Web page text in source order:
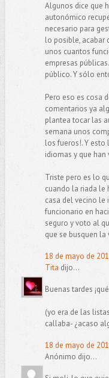
Algunos dice que
autonómico
necesario para
lo posible, acabar
unos cuantos
empresas
público. Y sólo
Pero eso es cosa
comentarios ya
plantea tocar las
semana unos
los fueros!. Y esto
idiomas y que
Triste pero es lo
cuando la riada le
casa del vecino le
funcionario en
seguro y voto al
que se busquen la
18 de mayo de
Tita dijo...
Buenas tardes
(yo era de las
callaba- ¿acaso
18 de mayo de
Anónimo dijo...